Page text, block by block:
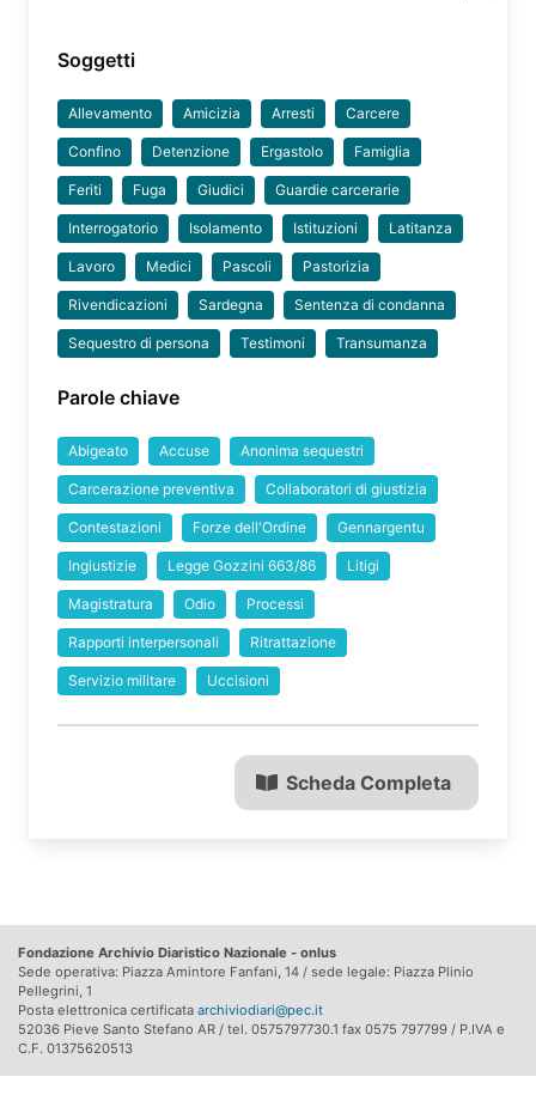
Soggetti
Allevamento Amicizia Arresti Carcere
Confino Detenzione Ergastolo Famiglia
Feriti Fuga Giudici Guardie carcerarie
Interrogatorio Isolamento Istituzioni Latitanza
Lavoro Medici Pascoli Pastorizia
Rivendicazioni Sardegna Sentenza di condanna
Sequestro di persona Testimoni Transumanza
Parole chiave
Abigeato Accuse Anonima sequestri
Carcerazione preventiva Collaboratori di giustizia
Contestazioni Forze dell'Ordine Gennargentu
Ingiustizie Legge Gozzini 663/86 Litigi
Magistratura Odio Processi
Rapporti interpersonali Ritrattazione
Servizio militare Uccisioni
Scheda Completa
Fondazione Archivio Diaristico Nazionale - onlus
Sede operativa: Piazza Amintore Fanfani, 14 / sede legale: Piazza Plinio
Pellegrini, 1
Posta elettronica certificata archiviodiari@pec.it
52036 Pieve Santo Stefano AR / tel. 0575797730.1 fax 0575 797799 / P.IVA e
C.F. 01375620513